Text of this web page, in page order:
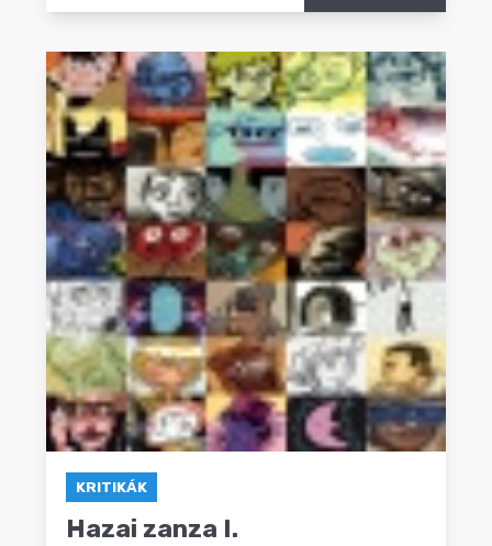
KRITIKÁK
Hazai zanza I.